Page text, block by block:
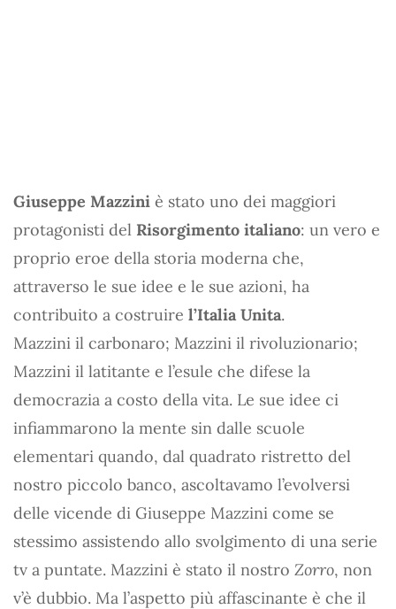
Giuseppe Mazzini è stato uno dei maggiori
protagonisti del Risorgimento italiano: un vero e
proprio eroe della storia moderna che,
attraverso le sue idee e le sue azioni, ha
contribuito a costruire l’Italia Unita.
Mazzini il carbonaro; Mazzini il rivoluzionario;
Mazzini il latitante e l’esule che difese la
democrazia a costo della vita. Le sue idee ci
infiammarono la mente sin dalle scuole
elementari quando, dal quadrato ristretto del
nostro piccolo banco, ascoltavamo l’evolversi
delle vicende di Giuseppe Mazzini come se
stessimo assistendo allo svolgimento di una serie
tv a puntate. Mazzini è stato il nostro Zorro, non
v’è dubbio. Ma l’aspetto più affascinante è che il